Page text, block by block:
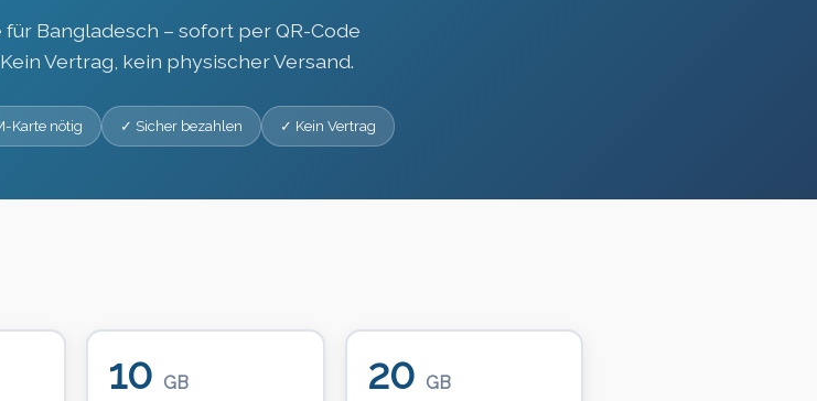
Bangladesch – sofort per QR-Code
Vertrag, kein physischer Versand.
Karte nötig ✓ Sicher bezahlen ✓ Kein Vertrag
10 GB 20 GB